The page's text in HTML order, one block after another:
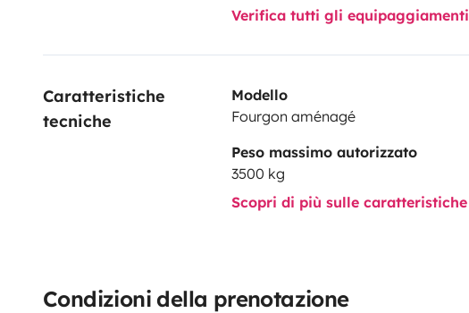
Verifica tutti gli equipaggiamenti
Caratteristiche
tecniche
Modello
Fourgon aménagé
Peso massimo autorizzato
3500 kg
Scopri di più sulle caratteristiche
Condizioni della prenotazione